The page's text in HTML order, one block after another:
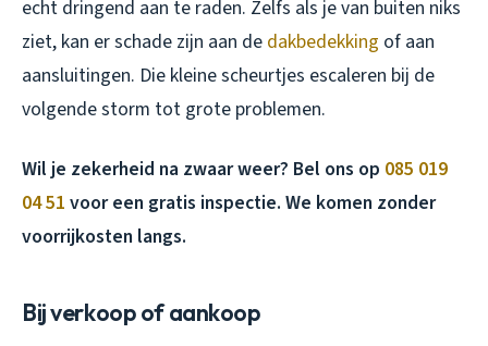
echt dringend aan te raden. Zelfs als je van buiten niks
ziet, kan er schade zijn aan de dakbedekking of aan
aansluitingen. Die kleine scheurtjes escaleren bij de
volgende storm tot grote problemen.
Wil je zekerheid na zwaar weer? Bel ons op 085 019
04 51 voor een gratis inspectie. We komen zonder
voorrijkosten langs.
Bij verkoop of aankoop